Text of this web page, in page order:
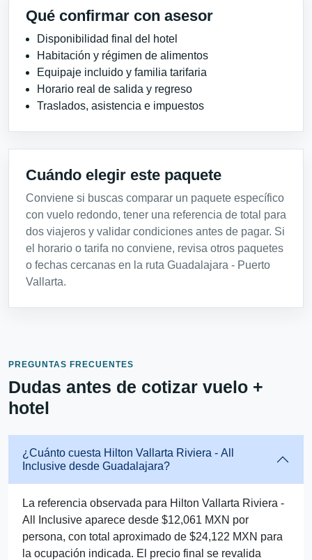
Qué confirmar con asesor
Disponibilidad final del hotel
Habitación y régimen de alimentos
Equipaje incluido y familia tarifaria
Horario real de salida y regreso
Traslados, asistencia e impuestos
Cuándo elegir este paquete
Conviene si buscas comparar un paquete específico
con vuelo redondo, tener una referencia de total para
dos viajeros y validar condiciones antes de pagar. Si
el horario o tarifa no conviene, revisa otros paquetes
o fechas cercanas en la ruta Guadalajara - Puerto
Vallarta.
PREGUNTAS FRECUENTES
Dudas antes de cotizar vuelo +
hotel
¿Cuánto cuesta Hilton Vallarta Riviera - All
Inclusive desde Guadalajara?
La referencia observada para Hilton Vallarta Riviera -
All Inclusive aparece desde $12,061 MXN por
persona, con total aproximado de $24,122 MXN para
la ocupación indicada. El precio final se revalida